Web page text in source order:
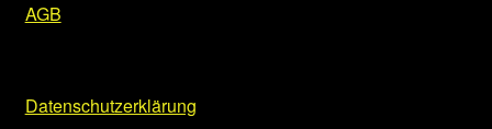
AGB
Datenschutzerklärung